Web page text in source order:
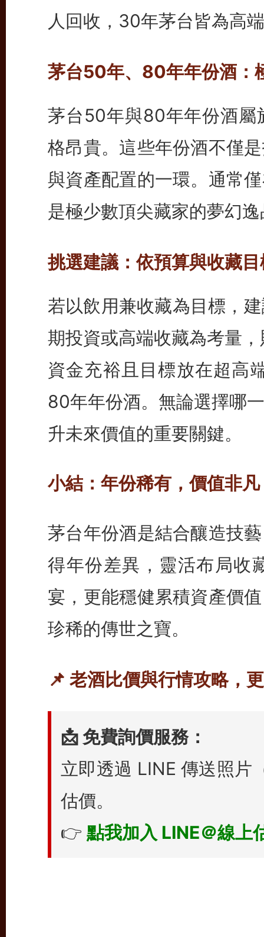
人回收，30年茅台皆為高
茅台50年、80年年份酒：
茅台50年與80年年份酒屬
格昂貴。這些年份酒不僅
與資產配置的一環。通常
是極少數頂尖藏家的夢幻
挑選建議：依預算與收藏
若以飲用兼收藏為目標，
期投資或高端收藏為考量
資金充裕且目標放在超高
80年年份酒。無論選擇哪
升未來價值的重要關鍵。
小結：年份稀有，價值非凡
茅台年份酒是結合釀造技
得年份差異，靈活布局收
宴，更能穩健累積資產價
珍稀的傳世之寶。
📌 老酒比價與行情攻略，
📩 免費詢價服務：
立即透過 LINE 傳送照片
估價。
👉 點我加入 LINE＠線上